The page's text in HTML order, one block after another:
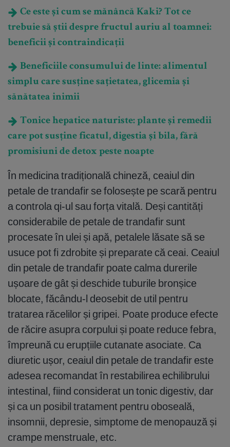
Ce este și cum se mănâncă Kaki? Tot ce
trebuie să știi despre fructul auriu al toamnei:
beneficii și contraindicații
Beneficiile consumului de linte: alimentul
simplu care susține sațietatea, glicemia și
sănătatea inimii
Tonice hepatice naturiste: plante și remedii
care pot susține ficatul, digestia și bila, fără
promisiuni de detox peste noapte
În medicina tradițională chineză, ceaiul din
petale de trandafir se folosește pe scară pentru
a controla qi-ul sau forța vitală. Deși cantități
considerabile de petale de trandafir sunt
procesate în ulei și apă, petalele lăsate să se
usuce pot fi zdrobite și preparate că ceai. Ceaiul
din petale de trandafir poate calma durerile
ușoare de gât și deschide tuburile bronșice
blocate, făcându-l deosebit de util pentru
tratarea răcelilor și gripei. Poate produce efecte
de răcire asupra corpului și poate reduce febra,
împreună cu erupțiile cutanate asociate. Ca
diuretic ușor, ceaiul din petale de trandafir este
adesea recomandat în restabilirea echilibrului
intestinal, fiind considerat un tonic digestiv, dar
și ca un posibil tratament pentru oboseală,
insomnii, depresie, simptome de menopauză și
crampe menstruale, etc.